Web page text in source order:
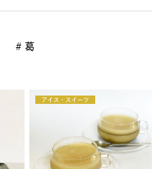
#葛
アイス・スイーツ